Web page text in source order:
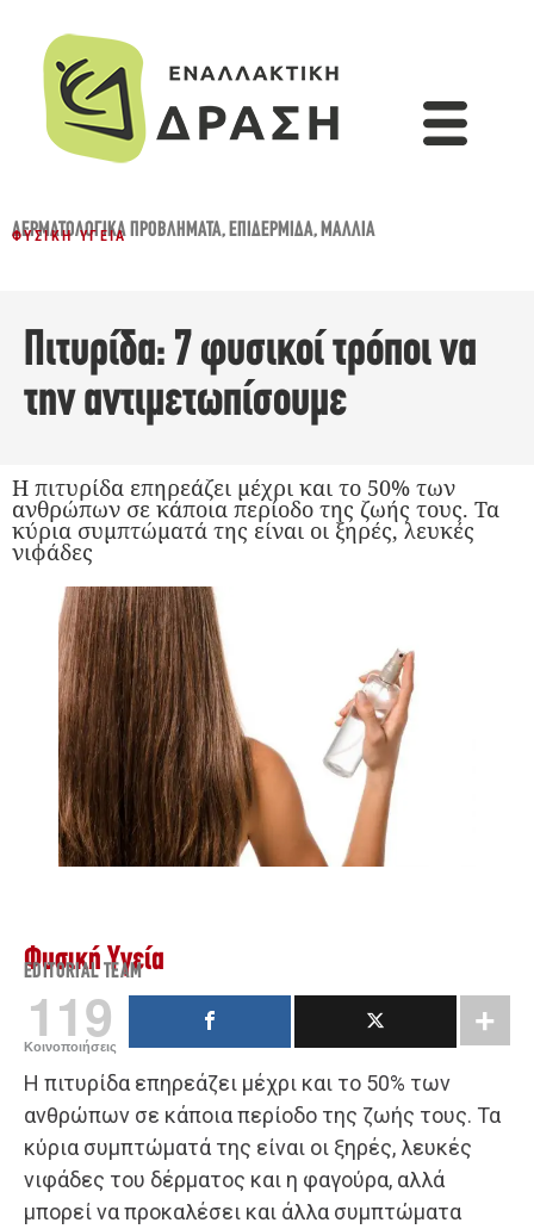
ΔΕΡΜΑΤΟΛΟΓΙΚΆ ΠΡΟΒΛΉΜΑΤΑ,ΕΠΙΔΕΡΜΊΔΑ,ΜΑΛΛΙΆ
ΦΥΣΙΚΉ ΥΓΕΊΑ
Πιτυρίδα: 7 φυσικοί τρόποι να
την αντιμετωπίσουμε
Η πιτυρίδα επηρεάζει μέχρι και το 50% των
ανθρώπων σε κάποια περίοδο της ζωής τους. Τα
κύρια συμπτώματά της είναι οι ξηρές, λευκές
νιφάδες
Φυσική Υγεία
EDITORIAL TEAM
119
Κοινοποιήσεις
Η πιτυρίδα επηρεάζει μέχρι και το 50% των
ανθρώπων σε κάποια περίοδο της ζωής τους. Τα
κύρια συμπτώματά της είναι οι ξηρές, λευκές
νιφάδες του δέρματος και η φαγούρα, αλλά
μπορεί να προκαλέσει και άλλα συμπτώματα